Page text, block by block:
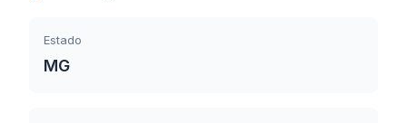
Estado
MG